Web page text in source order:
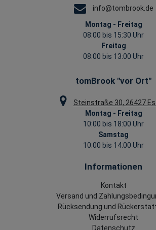
info@tombrook.de
Montag - Freitag
08:00 bis 15:30 Uhr
Freitag
08:00 bis 13:00 Uhr
tomBrook "vor Ort"
Steinstraße 30, 26427
Montag - Freitag
10:00 bis 18:00 Uhr
Samstag
10:00 bis 14:00 Uhr
Informationen
Kontakt
Versand und
Rücksendung und
Widerrufsrecht
Datenschutz